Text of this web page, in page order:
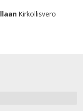
Kirkollisvero